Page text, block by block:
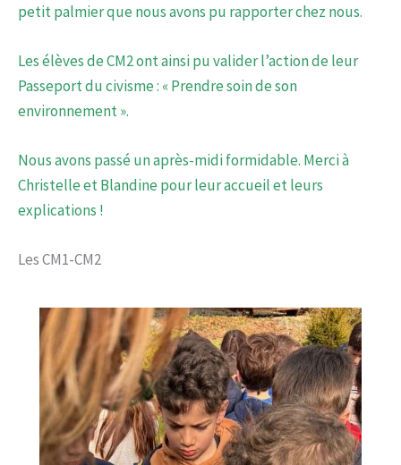
petit palmier que nous avons pu rapporter chez nous.
Les élèves de CM2 ont ainsi pu valider l’action de leur
Passeport du civisme : « Prendre soin de son
environnement ».
Nous avons passé un après-midi formidable. Merci à
Christelle et Blandine pour leur accueil et leurs
explications !
Les CM1-CM2